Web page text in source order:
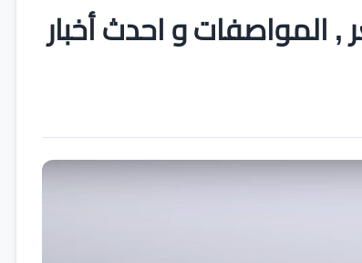
السعر , المواصفات و احدث أخبار